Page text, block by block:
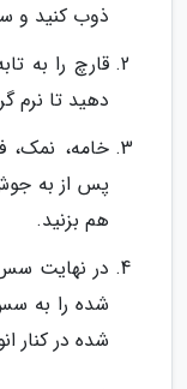
ذوب کنید و
دهید تا نرم
خامه، نمک،
هم بزنید.
در نهایت سس
شده را به
شده در کنار